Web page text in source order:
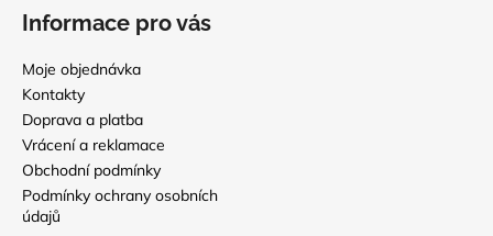
Informace pro vás
Moje objednávka
Kontakty
Doprava a platba
Vrácení a reklamace
Obchodní podmínky
Podmínky ochrany osobních
údajů